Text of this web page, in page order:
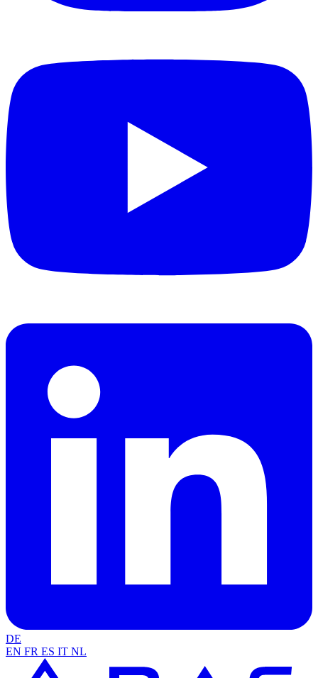
DE
EN FR ES IT NL